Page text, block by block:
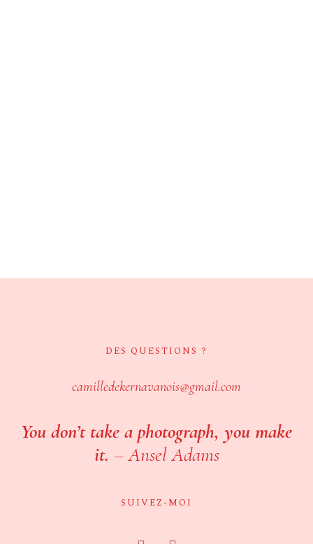
DES QUESTIONS ?
camilledekernavanois@gmail.com
You don’t take a photograph, you make
it. –Ansel Adams
SUIVEZ-MOI